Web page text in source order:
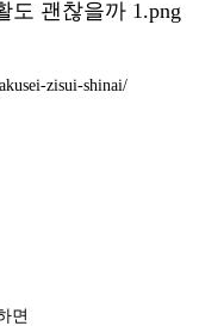
zisui-shinai/
면